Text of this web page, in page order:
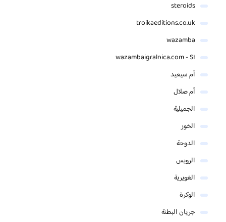
steroids
troikaeditions.co.uk
wazamba
wazambaigralnica.com - SI
أم سيعيد
أم صلال
الجميلية
الخور
الدوحة
الرويس
الغويرية
الوكرة
جريان البطنة